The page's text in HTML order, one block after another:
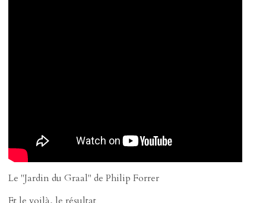
Le "Jardin du Graal" de Philip Forrer